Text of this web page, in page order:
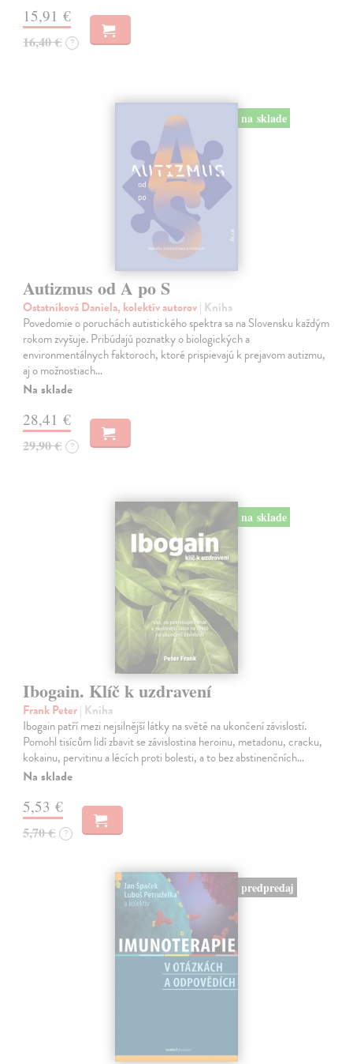
15,91 €
16,40 € ?
na sklade
Autizmus od A po S
Ostatníková Daniela, kolektív autorov| Kniha
Povedomie o poruchách autistického spektra sa na Slovensku každým
rokom zvyšuje. Pribúdajú poznatky o biologických a
environmentálnych faktoroch, ktoré prispievajú k prejavom autizmu,
aj o možnostiach…
Na sklade
28,41 €
29,90 € ?
na sklade
Ibogain. Klíč k uzdravení
Frank Peter| Kniha
Ibogain patří mezi nejsilnější látky na světě na ukončení závislostí.
Pomohl tisícům lidí zbavit se závislostina heroinu, metadonu, cracku,
kokainu, pervitinu a lécích proti bolesti, a to bez abstinenčních…
Na sklade
5,53 €
5,70 € ?
predpredaj